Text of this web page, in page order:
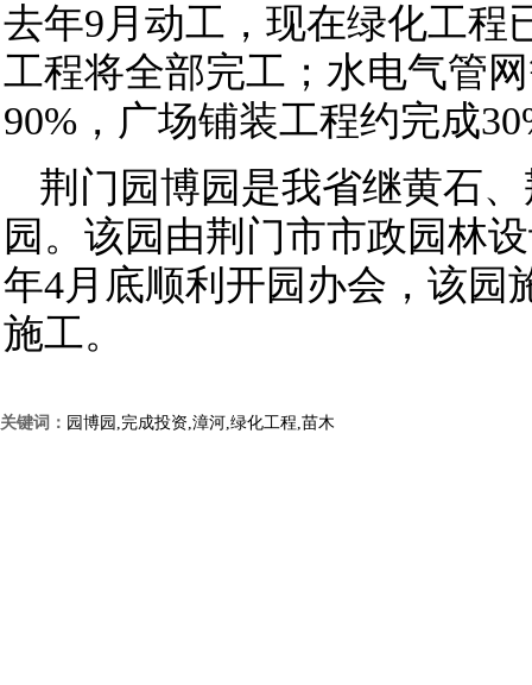
去年9月动工，现在绿化工程
工程将全部完工；水电气管
90%，广场铺装工程约完成
荆门园博园是我省继黄石
园。该园由荆门市市政园林
年4月底顺利开园办会，该园
施工。
关键词： 园博园,完成投资,漳河,绿化工程,苗木